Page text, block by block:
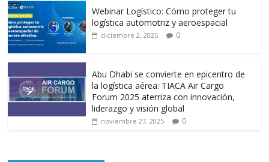
Webinar Logístico: Cómo proteger tu
logística automotriz y aeroespacial
diciembre 2, 2025 0
Abu Dhabi se convierte en epicentro de
la logística aérea: TIACA Air Cargo
Forum 2025 aterriza con innovación,
liderazgo y visión global
noviembre 27, 2025 0